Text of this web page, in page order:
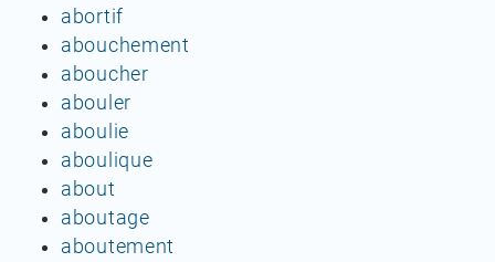
abortif
abouchement
aboucher
abouler
aboulie
aboulique
about
aboutage
aboutement